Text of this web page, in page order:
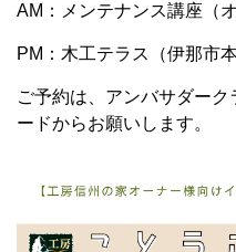
AM：メンテナンス講座
PM：木工テラス（伊那
ご予約は、アンバサダー
ードからお願いします。